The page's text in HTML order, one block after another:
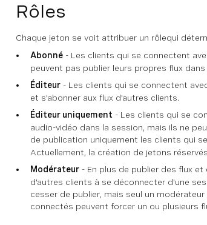
Rôles
Chaque jeton se voit attribuer un rôlequi
Abonné - Les clients qui se connectent
peuvent pas publier leurs propres flux dans
Éditeur - Les clients qui se connectent
et s'abonner aux flux d'autres clients.
Éditeur uniquement - Les clients qui se
audio-vidéo dans la session, mais ils ne
de publication uniquement les clients qui
Actuellement, la création de jetons
Modérateur - En plus de publier des flux
d'autres clients à se déconnecter d'une
cesser de publier, mais seul un
connectés peuvent forcer un ou plusieurs